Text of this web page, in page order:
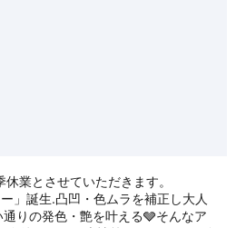
業とさせていただきます。
」誕生.凸凹・色ムラを補正し大人
りの発色・艶を叶える🩶そんなア